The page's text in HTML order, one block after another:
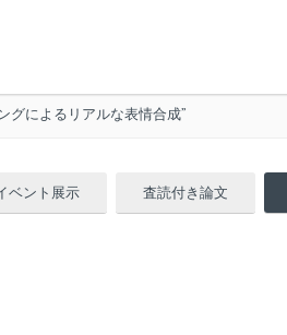
グによるリアルな表情合成”
ベント展示 査読付き論文